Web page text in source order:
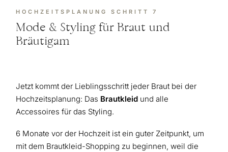
HOCHZEITSPLANUNG SCHRITT 7
Mode & Styling für Braut und
Bräutigam
Jetzt kommt der Lieblingsschritt jeder Braut bei der
Hochzeitsplanung: Das Brautkleid und alle
Accessoires für das Styling.
6 Monate vor der Hochzeit ist ein guter Zeitpunkt, um
mit dem Brautkleid-Shopping zu beginnen, weil die